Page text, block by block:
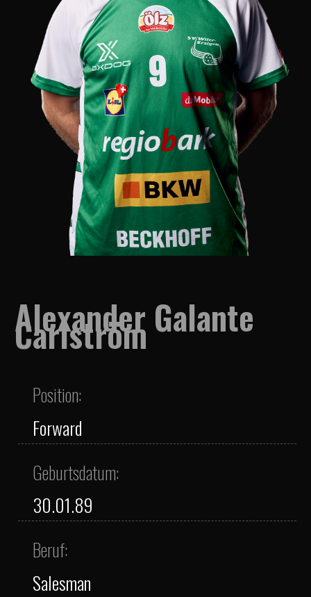
Alexander Galante
Carlström
Position:
Forward
Geburtsdatum:
30.01.89
Beruf:
Salesman